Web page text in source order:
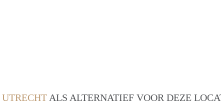
UTRECHT ALS ALTERNATIEF VOOR DEZE